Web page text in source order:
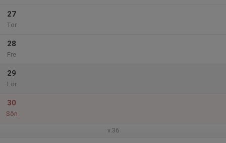
27
Tor
28
Fre
29
Lör
30
Sön
v.36